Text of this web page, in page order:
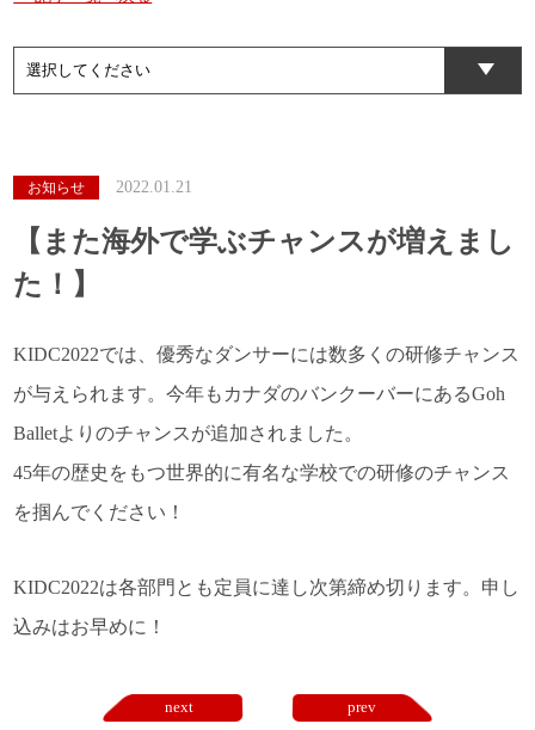
お知らせ 2022.01.21
【また海外で学ぶチャンスが増えまし
た！】
KIDC2022では、優秀なダンサーには数多くの研修チャンス
が与えられます。今年もカナダのバンクーバーにあるGoh
Balletよりのチャンスが追加されました。
45年の歴史をもつ世界的に有名な学校での研修のチャンス
を掴んでください！
KIDC2022は各部門とも定員に達し次第締め切ります。申し
込みはお早めに！
prev
next